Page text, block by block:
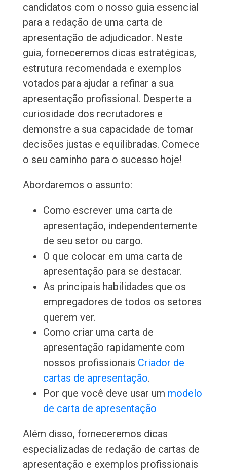
candidatos com o nosso guia essencial
para a redação de uma carta de
apresentação de adjudicador. Neste
guia, forneceremos dicas estratégicas,
estrutura recomendada e exemplos
votados para ajudar a refinar a sua
apresentação profissional. Desperte a
curiosidade dos recrutadores e
demonstre a sua capacidade de tomar
decisões justas e equilibradas. Comece
o seu caminho para o sucesso hoje!
Abordaremos o assunto:
Como escrever uma carta de
apresentação, independentemente
de seu setor ou cargo.
O que colocar em uma carta de
apresentação para se destacar.
As principais habilidades que os
empregadores de todos os setores
querem ver.
Como criar uma carta de
apresentação rapidamente com
nossos profissionais Criador de
cartas de apresentação.
Por que você deve usar um modelo
de carta de apresentação
Além disso, forneceremos dicas
especializadas de redação de cartas de
apresentação e exemplos profissionais